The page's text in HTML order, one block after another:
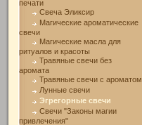
печати
Свеча Эликсир
Магические ароматические
свечи
Магические масла для
ритуалов и красоты
Травяные свечи без
аромата
Травяные свечи с ароматом
Лунные свечи
Эгрегорные свечи
Свечи "Законы магии
привлечения"